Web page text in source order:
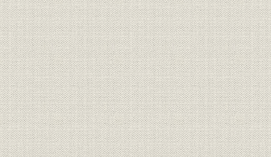
3. 戦争の影響拡大
東京大空襲と大阪大空襲
工場の強制疎開
〈コラム〉藤井化学工業を吸収合併
〈コラム〉発祥の地・柳島工場を捨てきれず、復興に取り組む
第二章 復興 再起と前進の時代 (昭和21年~昭和34年/1946~1959)